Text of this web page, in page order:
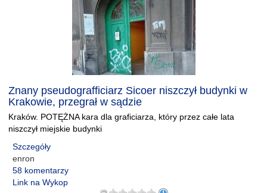
Znany pseudografficiarz Sicoer niszczył budynki w
Krakowie, przegrał w sądzie
Kraków. POTĘŻNA kara dla graficiarza, który przez całe lata
niszczył miejskie budynki
Szczegóły
enron
58 komentarzy
Link na Wykop